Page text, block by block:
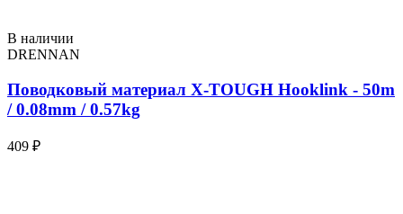
В наличии
DRENNAN
Поводковый материал X-TOUGH Hooklink - 50m
/ 0.08mm / 0.57kg
409 ₽